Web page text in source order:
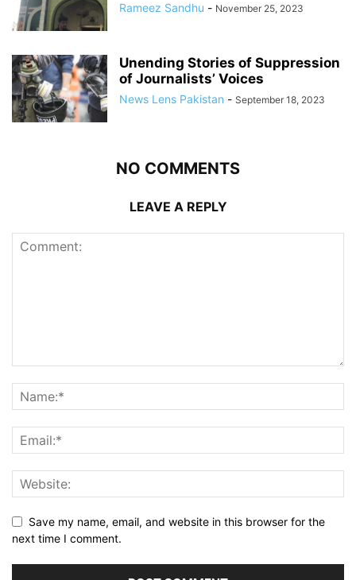
Rameez Sandhu - November 25, 2023
Unending Stories of Suppression
of Journalists’ Voices
News Lens Pakistan - September 18, 2023
NO COMMENTS
LEAVE A REPLY
Save my name, email, and website in this browser for the
next time I comment.